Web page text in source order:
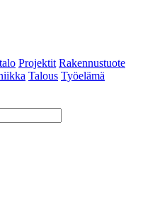
Projektit Rakennustuote
Talous Työelämä